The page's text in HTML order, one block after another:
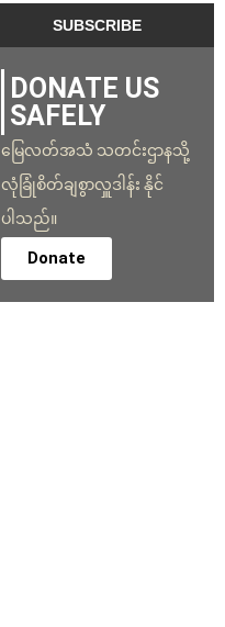
DONATE US
SAFELY
မြေလတ်အသံ သတင်းဌာနသို့
လုံခြုံစိတ်ချစွာလှူဒါန်း နိုင်
ပါသည်။
Donate